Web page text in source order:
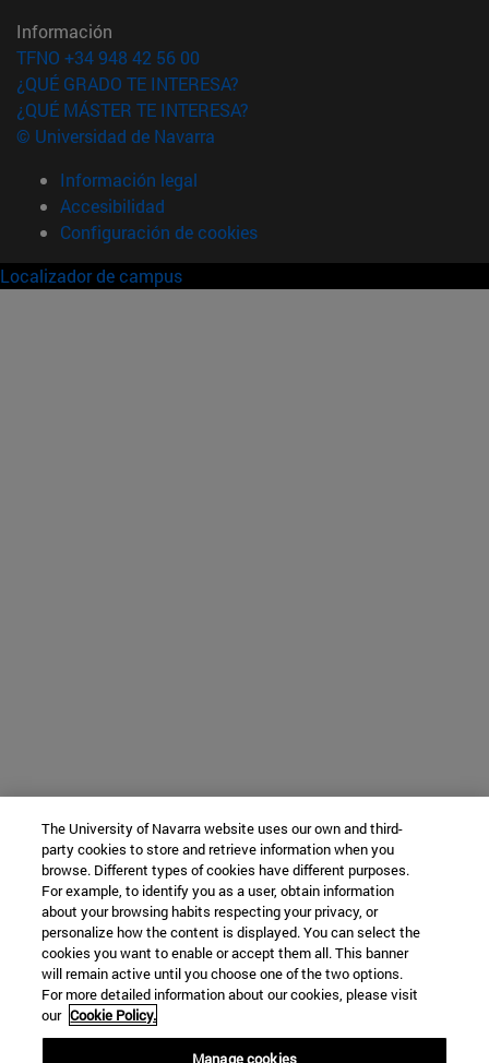
Información
TFNO +34 948 42 56 00
¿QUÉ GRADO TE INTERESA?
¿QUÉ MÁSTER TE INTERESA?
© Universidad de Navarra
Información legal
Accesibilidad
Configuración de cookies
Localizador de campus
The University of Navarra website uses our own and third-
party cookies to store and retrieve information when you
browse. Different types of cookies have different purposes.
For example, to identify you as a user, obtain information
about your browsing habits respecting your privacy, or
personalize how the content is displayed. You can select the
cookies you want to enable or accept them all. This banner
will remain active until you choose one of the two options.
For more detailed information about our cookies, please visit
our Cookie Policy.
Manage cookies